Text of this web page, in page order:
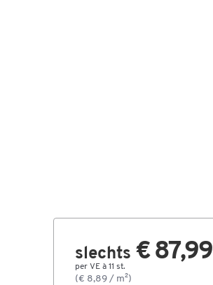
slechts € 87,99
per VE à 11 st.
(€ 8,89 / m²)